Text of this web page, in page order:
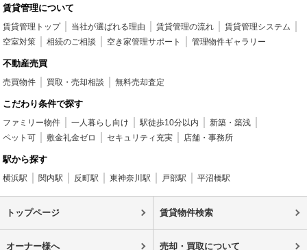
賃貸管理について
賃貸管理トップ 当社が選ばれる理由 賃貸管理の流れ
賃貸管理システム
空室対策
相続のご相談 空き家管理サポート 管理物件ギャラリー
不動産売買
売買物件 買取・売却相談 無料売却査定
こだわり条件で探す
ファミリー物件 一人暮らし向け 駅徒歩10分以内
新築・築浅
ペット可
敷金礼金ゼロ セキュリティ充実 店舗・事務所
駅から探す
横浜駅 関内駅 反町駅 東神奈川駅 戸部駅 平沼橋駅
トップページ 賃貸物件検索
オーナー様へ 売却・買取について